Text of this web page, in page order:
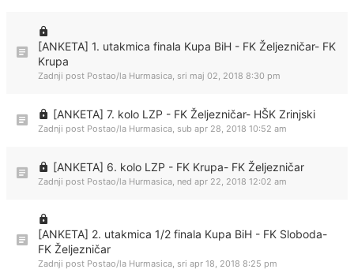
[ANKETA] 1. utakmica finala Kupa BiH - FK Željezničar- FK
Krupa
Zadnji post Postao/la Hurmasica, sri maj 02, 2018 8:30 pm
[ANKETA] 7. kolo LZP - FK Željezničar- HŠK Zrinjski
Zadnji post Postao/la Hurmasica, sub apr 28, 2018 10:52 am
[ANKETA] 6. kolo LZP - FK Krupa- FK Željezničar
Zadnji post Postao/la Hurmasica, ned apr 22, 2018 12:02 am
[ANKETA] 2. utakmica 1/2 finala Kupa BiH - FK Sloboda-
FK Željezničar
Zadnji post Postao/la Hurmasica, sri apr 18, 2018 8:25 pm